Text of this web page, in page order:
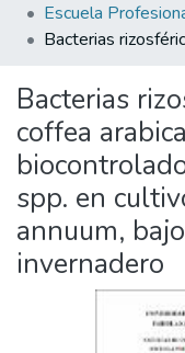
Bacterias
coffea
spp. en
annuum,
invernadero